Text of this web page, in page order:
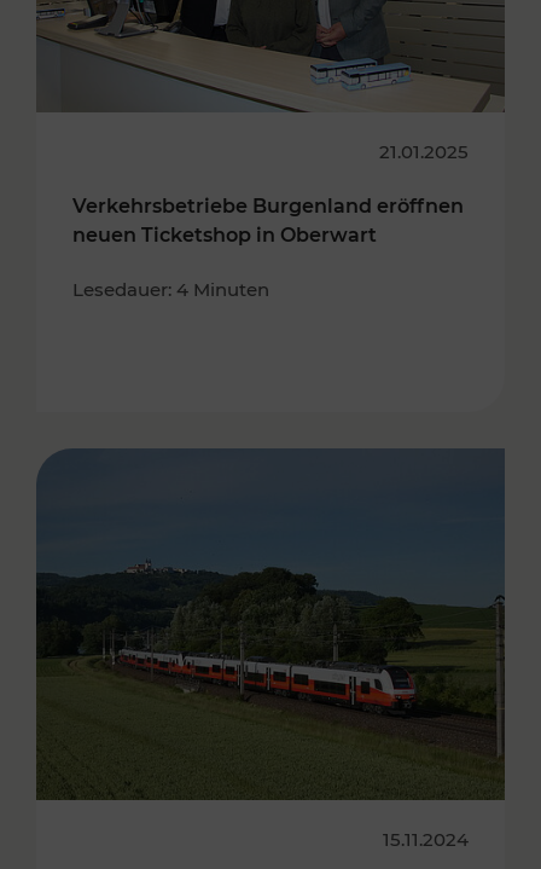
21.01.2025
Verkehrsbetriebe Burgenland eröffnen
neuen Ticketshop in Oberwart
Lesedauer: 4 Minuten
15.11.2024